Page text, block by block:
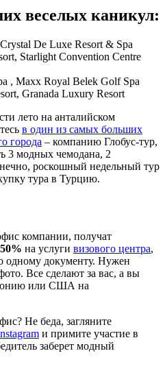
веселых каникул:
De Luxe Resort & Spa
Starlight Convention Centre
, Maxx Royal Belek Golf Spa
Granada Luxury Resort
лето на анталийском
в один из самых больших
города – компанию Глобус-тур,
3 модных чемодана, 2
роскошный недельный тур
тура в Турцию.
компании, получат
на услуги визового центра,
одному документу. Нужен
Все сделают за вас, а вы
или США на
Не беда, загляните
и примите участие в
заберет модный